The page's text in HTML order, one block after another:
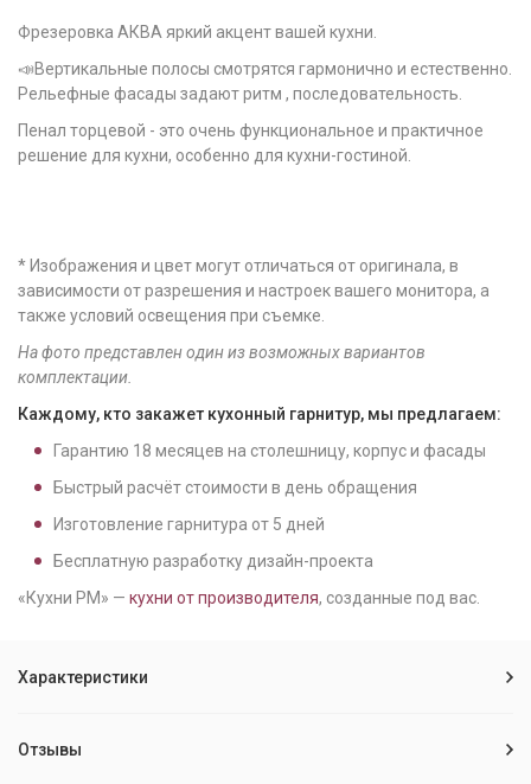
Фрезеровка АКВА яркий акцент вашей кухни.
📣Вертикальные полосы смотрятся гармонично и естественно.
Рельефные фасады задают ритм , последовательность.
Пенал торцевой - это очень функциональное и практичное
решение для кухни, особенно для кухни-гостиной.
* Изображения и цвет могут отличаться от оригинала, в
зависимости от разрешения и настроек вашего монитора, а
также условий освещения при съемке.
На фото представлен один из возможных вариантов
комплектации.
Каждому, кто закажет кухонный гарнитур, мы предлагаем:
Гарантию 18 месяцев на столешницу, корпус и фасады
Быстрый расчёт стоимости в день обращения
Изготовление гарнитура от 5 дней
Бесплатную разработку дизайн-проекта
«Кухни РМ» — кухни от производителя, созданные под вас.
Характеристики
Отзывы